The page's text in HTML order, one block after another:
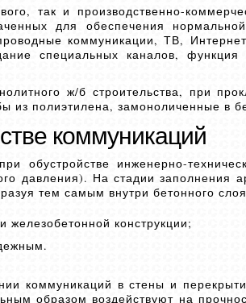
так и производственно-
для обеспечения
коммуникации, ТВ,
специальных каналов,
ж/б строительства, при
из полиэтилена, замоноличенные в
коммуникаций
обустройстве инженерно-
давления). На стадии заполнения
тем самым внутри бетонного
железобетонной конструкции;
коммуникаций в стены и
образом воздействуют на